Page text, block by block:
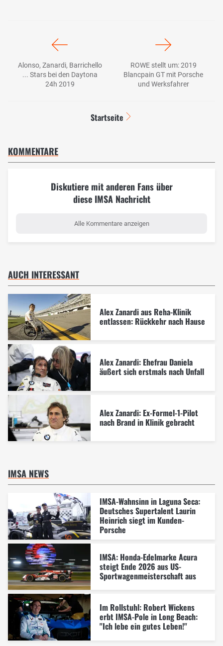
Alonso, Zanardi, Barrichello
... Stars bei den Daytona
24h 2019
ROWE stellt um: 2019
Blancpain GT mit Porsche
und Werksfahrer
Startseite
KOMMENTARE
Diskutiere mit anderen Fans über
diese IMSA Nachricht
Alle Kommentare anzeigen
AUCH INTERESSANT
Alex Zanardi aus Reha-Klinik
entlassen: Rückkehr nach Hause
Alex Zanardi: Ehefrau Daniela
äußert sich erstmals nach Unfall
Alex Zanardi: Ex-Formel-1-Pilot
nach Brand in Klinik gebracht
IMSA NEWS
IMSA-Wahnsinn in Laguna Seca:
Deutsches Supertalent Laurin
Heinrich siegt im Kunden-
Porsche
IMSA: Honda-Edelmarke Acura
steigt Ende 2026 aus US-
Sportwagenmeisterschaft aus
Im Rollstuhl: Robert Wickens
erbt IMSA-Pole in Long Beach:
"Ich lebe ein gutes Leben!"